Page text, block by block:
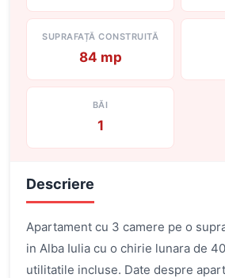
SUPRAFAȚĂ CONSTRUITĂ
84 mp
BĂI
1
Descriere
Apartament cu 3 camere pe o
in Alba Iulia cu o chirie lunara de
utilitatile incluse. Date despre